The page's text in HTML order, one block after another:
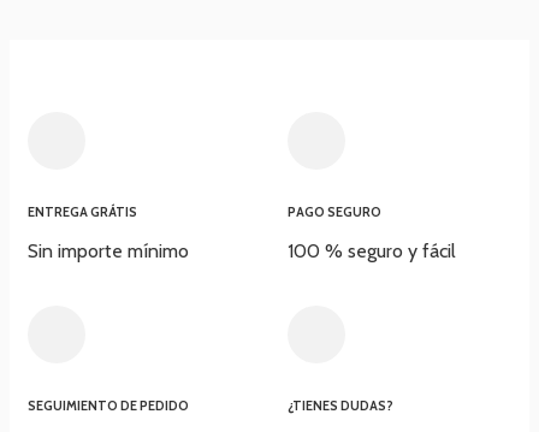
ENTREGA GRÁTIS
Sin importe mínimo
PAGO SEGURO
100 % seguro y fácil​
SEGUIMIENTO DE PEDIDO ¿TIENES DUDAS?